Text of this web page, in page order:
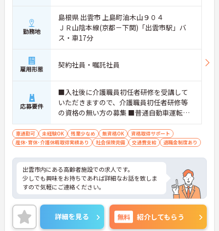
勤務地
島根県 出雲市 上島町油木山９０４
ＪＲ山陰本線(京都－下関)「出雲市駅」バ
ス・車17分
雇用形態 契約社員・嘱託社員
応募要件
■入社後に介護職員初任者研修を受講して
いただきますので、介護職員初任者研修等
の資格の無い方の募集 ■普通自動車運転免
許（AT限定可）
車通勤可 未経験OK 残業少なめ 無資格OK
資格取得サポート
産休･育休･介護休暇取得実績あり
社会保険完備 交通費支給 退職金制度あり
出雲市内にある高齢者施設での求人です。
少しでも興味をお持ちであれば詳細なお話を致しま
すので気軽にご連絡ください。
詳細を見る 無料 紹介してもらう